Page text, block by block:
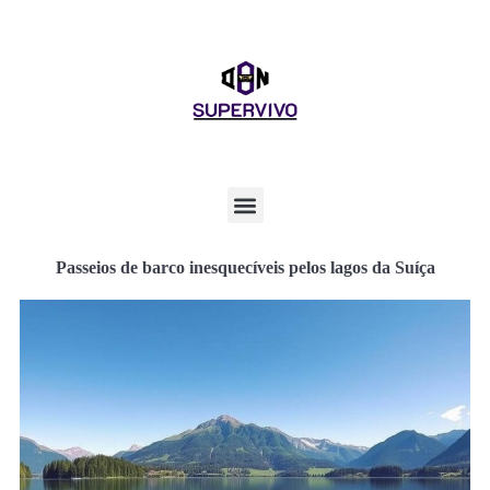
Passeios de barco inesquecíveis pelos lagos da Suíça